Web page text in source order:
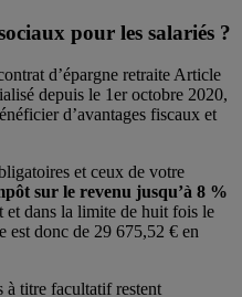
pour les salariés ?
d’épargne retraite Article
depuis le 1er octobre 2020,
d’avantages fiscaux et
et ceux de votre
sur le revenu jusqu’à 8 %
et dans la limite de huit fois le
est donc de 29 675,52 € en
à titre facultatif restent